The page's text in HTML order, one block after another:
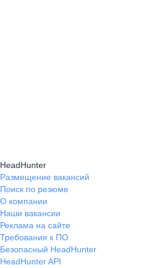
HeadHunter
Размещение вакансий
Поиск по резюме
О компании
Наши вакансии
Реклама на сайте
Требования к ПО
Безопасный HeadHunter
HeadHunter API